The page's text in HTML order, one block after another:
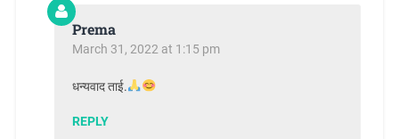
Prema
March 31, 2022 at 1:15 pm
धन्यवाद ताई.
REPLY